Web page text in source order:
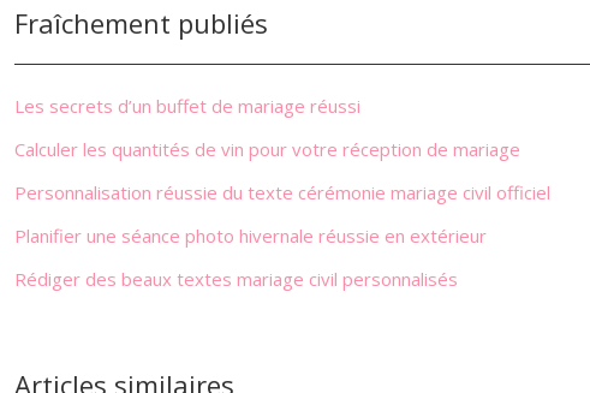
Fraîchement publiés
Les secrets d’un buffet de mariage réussi
Calculer les quantités de vin pour votre réception de mariage
Personnalisation réussie du texte cérémonie mariage civil officiel
Planifier une séance photo hivernale réussie en extérieur
Rédiger des beaux textes mariage civil personnalisés
Articles similaires